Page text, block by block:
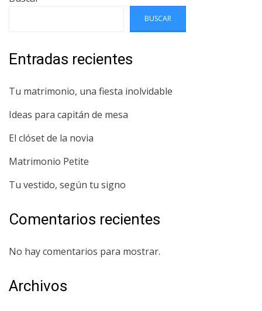
BUSCAR
Entradas recientes
Tu matrimonio, una fiesta inolvidable
Ideas para capitán de mesa
El clóset de la novia
Matrimonio Petite
Tu vestido, según tu signo
Comentarios recientes
No hay comentarios para mostrar.
Archivos